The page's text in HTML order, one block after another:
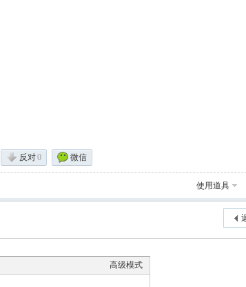
反对0 微信
使用道具
高级模式